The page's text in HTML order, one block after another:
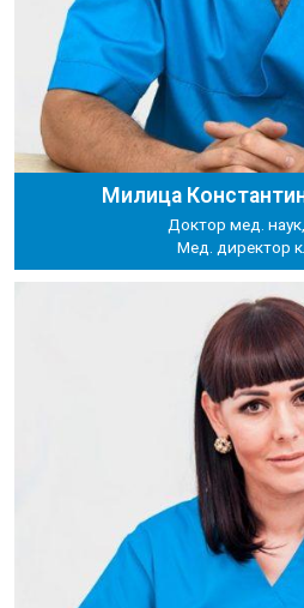
Милица
Доктор мед.
Мед. директор